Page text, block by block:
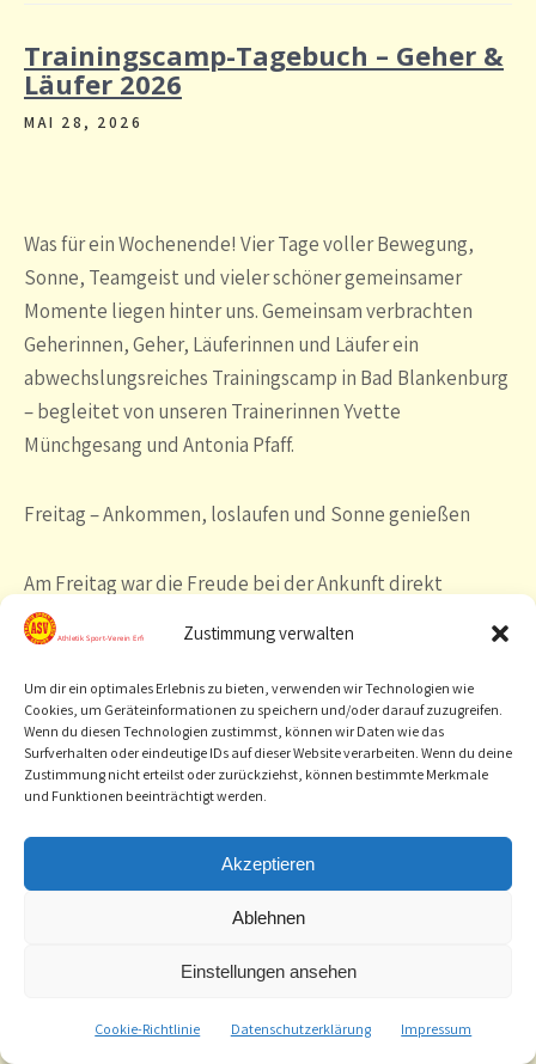
Zustimmung verwalten
Um dir ein optimales Erlebnis zu bieten, verwenden wir Technologien wie
Cookies, um Geräteinformationen zu speichern und/oder darauf zuzugreifen.
Wenn du diesen Technologien zustimmst, können wir Daten wie das
Surfverhalten oder eindeutige IDs auf dieser Website verarbeiten. Wenn du deine
Zustimmung nicht erteilst oder zurückziehst, können bestimmte Merkmale
und Funktionen beeinträchtigt werden.
Akzeptieren
Ablehnen
Einstellungen ansehen
Cookie-Richtlinie Datenschutzerklärung Impressum
Trainingscamp-Tagebuch – Geher &
Läufer 2026
MAI 28, 2026
Was für ein Wochenende! Vier Tage voller Bewegung,
Sonne, Teamgeist und vieler schöner gemeinsamer
Momente liegen hinter uns. Gemeinsam verbrachten
Geherinnen, Geher, Läuferinnen und Läufer ein
abwechslungsreiches Trainingscamp in Bad Blankenburg
– begleitet von unseren Trainerinnen Yvette
Münchgesang und Antonia Pfaff.
Freitag – Ankommen, loslaufen und Sonne genießen
Am Freitag war die Freude bei der Ankunft direkt
spürbar. Nach dem Einchecken wurden die Zimmer
bezogen und eingeteilt – natürlich begleitet von viel
Gelächter, Taschenchaos und Wiedersehensfreude.
Schon kurz danach ging es sportlich los: Bei einer
gemeinsamen lockeren Trainingseinheit konnten alle
ankommen und sich auf das Wochenende einstimmen.
Nach dem Abendessen wartete direkt das nächste
Highlight: Brennball bei strahlendem Sonnenschein. Mit
vollem Einsatz wurde gerannt, geworfen, angefeuert
Samstag – Trainieren, lernen und ab ins Freibad